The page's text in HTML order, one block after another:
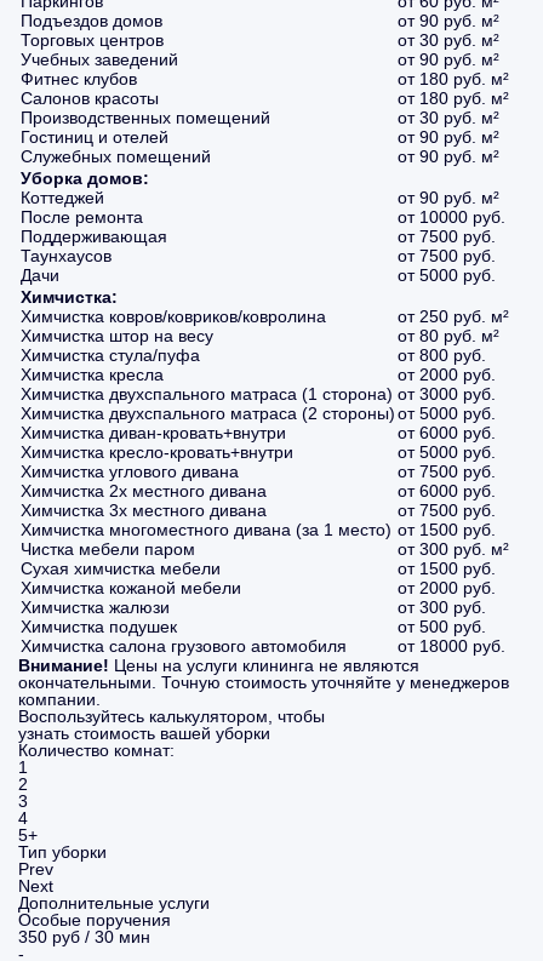
Подъездов домов
от 90 руб. м²
Торговых центров
от 30 руб. м²
Учебных заведений
от 90 руб. м²
Фитнес клубов
от 180 руб. м²
Салонов красоты
от 180 руб. м²
Производственных помещений
от 30 руб. м²
Гостиниц и отелей
от 90 руб. м²
Служебных помещений
от 90 руб. м²
Уборка домов:
Коттеджей
от 90 руб. м²
После ремонта
от 10000 руб.
Поддерживающая
от 7500 руб.
Таунхаусов
от 7500 руб.
Дачи
от 5000 руб.
Химчистка:
Химчистка ковров/ковриков/ковролина
от 250 руб. м²
Химчистка штор на весу
от 80 руб. м²
Химчистка стула/пуфа
от 800 руб.
Химчистка кресла
от 2000 руб.
Химчистка двухспального матраса (1 сторона) от 3000 руб.
Химчистка двухспального матраса (2 стороны)от 5000 руб.
Химчистка диван-кровать+внутри
от 6000 руб.
Химчистка кресло-кровать+внутри
от 5000 руб.
Химчистка углового дивана
от 7500 руб.
Химчистка 2х местного дивана
от 6000 руб.
Химчистка 3х местного дивана
от 7500 руб.
Химчистка многоместного дивана (за 1 место) от 1500 руб.
Чистка мебели паром
от 300 руб. м²
Сухая химчистка мебели
от 1500 руб.
Химчистка кожаной мебели
от 2000 руб.
Химчистка жалюзи
от 300 руб.
Химчистка подушек
от 500 руб.
Химчистка салона грузового автомобиля
от 18000 руб.
Внимание! Цены на услуги клининга не являются
окончательными. Точную стоимость уточняйте у менеджеров
компании.
Воспользуйтесь калькулятором, чтобы
узнать стоимость вашей уборки
Количество комнат:
1
2
3
4
5+
Тип уборки
Prev
Next
Дополнительные услуги
Особые поручения
350 руб / 30 мин
-